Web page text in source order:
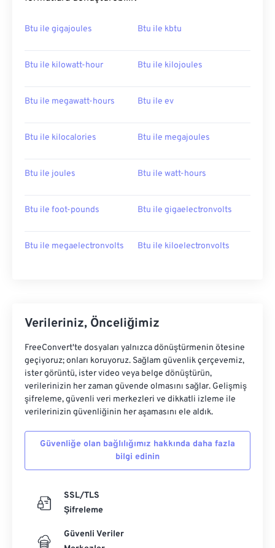
Btu ile gigajoules Btu ile kbtu
Btu ile kilowatt-hour Btu ile kilojoules
Btu ile megawatt-hours Btu ile ev
Btu ile kilocalories Btu ile megajoules
Btu ile joules Btu ile watt-hours
Btu ile foot-pounds Btu ile gigaelectronvolts
Btu ile megaelectronvolts Btu ile kiloelectronvolts
Verileriniz, Önceliğimiz
FreeConvert'te dosyaları yalnızca dönüştürmenin ötesine
geçiyoruz; onları koruyoruz. Sağlam güvenlik çerçevemiz,
ister görüntü, ister video veya belge dönüştürün,
verilerinizin her zaman güvende olmasını sağlar. Gelişmiş
şifreleme, güvenli veri merkezleri ve dikkatli izleme ile
verilerinizin güvenliğinin her aşamasını ele aldık.
Güvenliğe olan bağlılığımız hakkında daha fazla
bilgi edinin
SSL/TLS
Şifreleme
Güvenli Veriler